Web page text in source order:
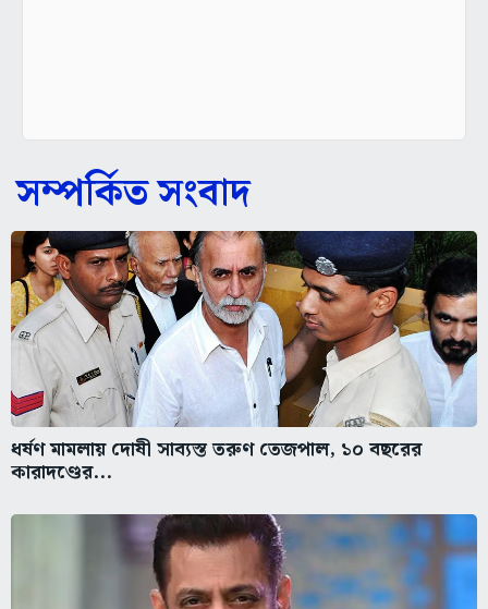
সম্পর্কিত সংবাদ
ধর্ষণ মামলায় দোষী সাব্যস্ত তরুণ তেজপাল, ১০ বছরের
কারাদণ্ডের...